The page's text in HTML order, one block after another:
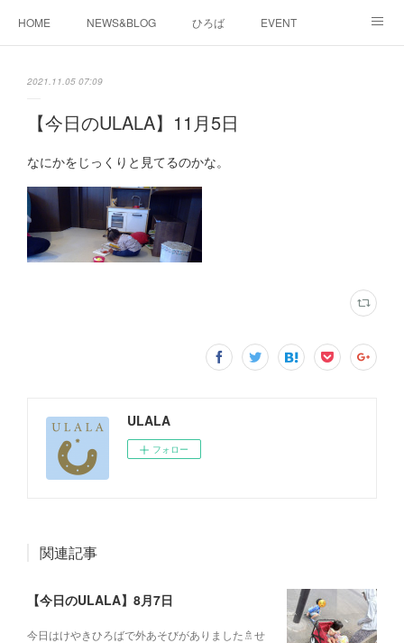
HOME NEWS&BLOG ひろば EVENT
2021.11.05 07:09
【今日のULALA】11月5日
なにかをじっくりと見てるのかな。
ULALA
フォロー
関連記事
【今日のULALA】8月7日
今日はけやきひろばで外あそびがありました🚿せ